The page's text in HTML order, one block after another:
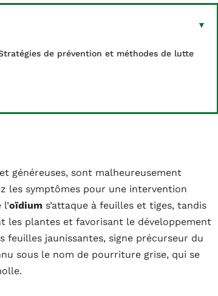
de prévention et méthodes de lutte
généreuses, sont malheureusement
les symptômes pour une intervention
oïdium s’attaque à feuilles et tiges, tandis
les plantes et favorisant le développement
feuilles jaunissantes, signe précurseur du
sous le nom de pourriture grise, qui se